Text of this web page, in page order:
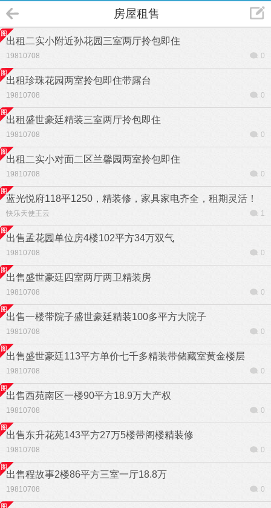
房屋租售
出租二实小附近孙花园三室两厅拎包即住
19810708 0
出租珍珠花园两室拎包即住带露台
19810708 0
出租盛世豪廷精装三室两厅拎包即住
19810708 0
出租二实小对面二区兰馨园两室拎包即住
19810708 0
蓝光悦府118平1250，精装修，家具家电齐全，租期灵活！
快乐天使王云 1
出售孟花园单位房4楼102平方34万双气
19810708 0
出售盛世豪廷四室两厅两卫精装房
19810708 0
出售一楼带院子盛世豪廷精装100多平方大院子
19810708 0
出售盛世豪廷113平方单价七千多精装带储藏室黄金楼层
19810708 0
出售西苑南区一楼90平方18.9万大产权
19810708 0
出售东升花苑143平方27万5楼带阁楼精装修
19810708 0
出售程故事2楼86平方三室一厅18.8万
19810708 0